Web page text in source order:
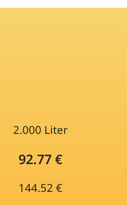
2.000 Liter
92.77 €
144.52 €